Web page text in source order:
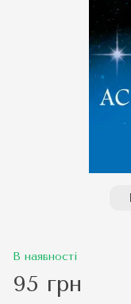
В наявності
95 грн